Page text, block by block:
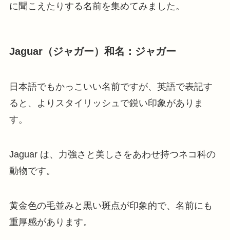
に聞こえたりする名前を集めてみました。
Jaguar（ジャガー）和名：ジャガー
日本語でもかっこいい名前ですが、英語で表記す
ると、よりスタイリッシュで鋭い印象がありま
す。
Jaguar は、力強さと美しさをあわせ持つネコ科の
動物です。
黄金色の毛並みと黒い斑点が印象的で、名前にも
重厚感があります。